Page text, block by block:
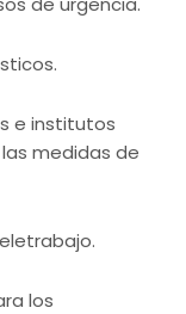
e institutos
medidas de
los